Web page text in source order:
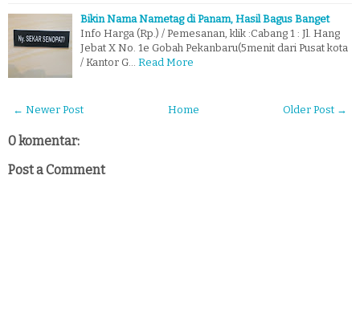
Bikin Nama Nametag di Panam, Hasil Bagus Banget
Info Harga (Rp.) / Pemesanan, klik :Cabang 1 : Jl. Hang
Jebat X No. 1e Gobah Pekanbaru(5menit dari Pusat kota
/ Kantor G…
Read More
← Newer Post Older Post →
Home
0 komentar:
Post a Comment